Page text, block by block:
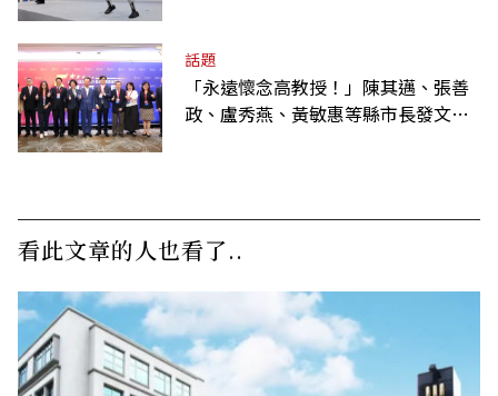
話題
「永遠懷念高教授！」陳其邁、張善
政、盧秀燕、黃敏惠等縣市長發文弔
看此文章的人也看了..